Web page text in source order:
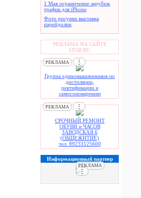
1 Мая ограничение зарубеж
трафик для iPhone
Фото рисунки выставка
парейдолии
РЕКЛАМА НА САЙТЕ
IZGR.RU
РЕКЛАМА ⋮
Группа единомышленников по
дистиляции,
ректификации и
самогоноварению
РЕКЛАМА ⋮
СРОЧНЫЙ РЕМОНТ
ОБУВИ и ЧАСОВ
ЗАВОДСКАЯ 6
(ОБЩЕЖИТИЕ)
тел. 89233125600
Информационный партнер
РЕКЛАМА
⋮